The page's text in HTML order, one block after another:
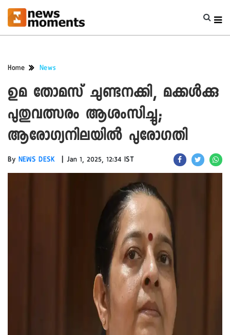
Home News
ഉമ തോമസ് ചുണ്ടനക്കി, മക്കൾക്കു
പുതുവത്സരം ആശംസിച്ചു;
ആരോഗ്യനിലയിൽ പുരോഗതി
By NEWS DESK | Jan 1, 2025, 12:34 IST